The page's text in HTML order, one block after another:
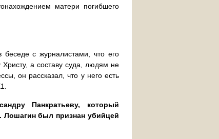
матери погибшего
беседе с журналистами, что его
Христу, а составу суда, людям не
он рассказал, что у него есть
Панкратьеву, который
был признан убийцей